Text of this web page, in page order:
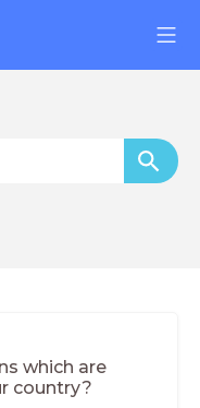
which are
country?